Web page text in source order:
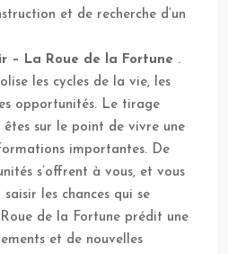
et de recherche d’un
– La Roue de la Fortune .
les cycles de la vie, les
opportunités. Le tirage
êtes sur le point de vivre une
importantes. De
s’offrent à vous, et vous
les chances qui se
de la Fortune prédit une
et de nouvelles